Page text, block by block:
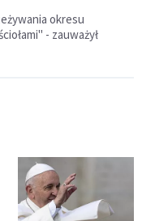
okresu
- zauważył